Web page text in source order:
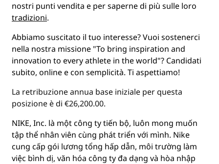
nostri punti vendita e per saperne di più sulle loro
tradizioni.
Abbiamo suscitato il tuo interesse? Vuoi sostenerci
nella nostra missione "To bring inspiration and
innovation to every athlete in the world"? Candidati
subito, online e con semplicità. Ti aspettiamo!
La retribuzione annua base iniziale per questa
posizione è di €26,200.00.
NIKE, Inc. là một công ty tiến bộ, luôn mong muốn
tập thể nhân viên cùng phát triển với mình. Nike
cung cấp gói lương tổng hấp dẫn, môi trường làm
việc bình dị, văn hóa công ty đa dạng và hòa nhập